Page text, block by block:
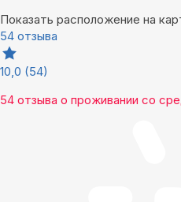
Показать расположение на
54 отзыва
10,0 (54)
54 отзыва о проживании со